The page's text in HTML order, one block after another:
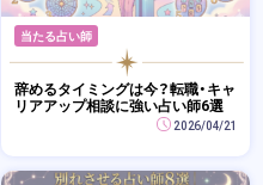
当たる占い師
辞めるタイミングは今？転職・キャ
リアアップ相談に強い占い師6選
2026/04/21